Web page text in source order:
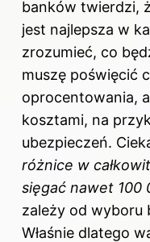
banków twierdzi,
jest najlepsza w
zrozumieć, co
muszę poświęcić
oprocentowania,
kosztami, na
ubezpieczeń.
różnice w
sięgać nawet 100
zależy od wyboru
Właśnie dlatego